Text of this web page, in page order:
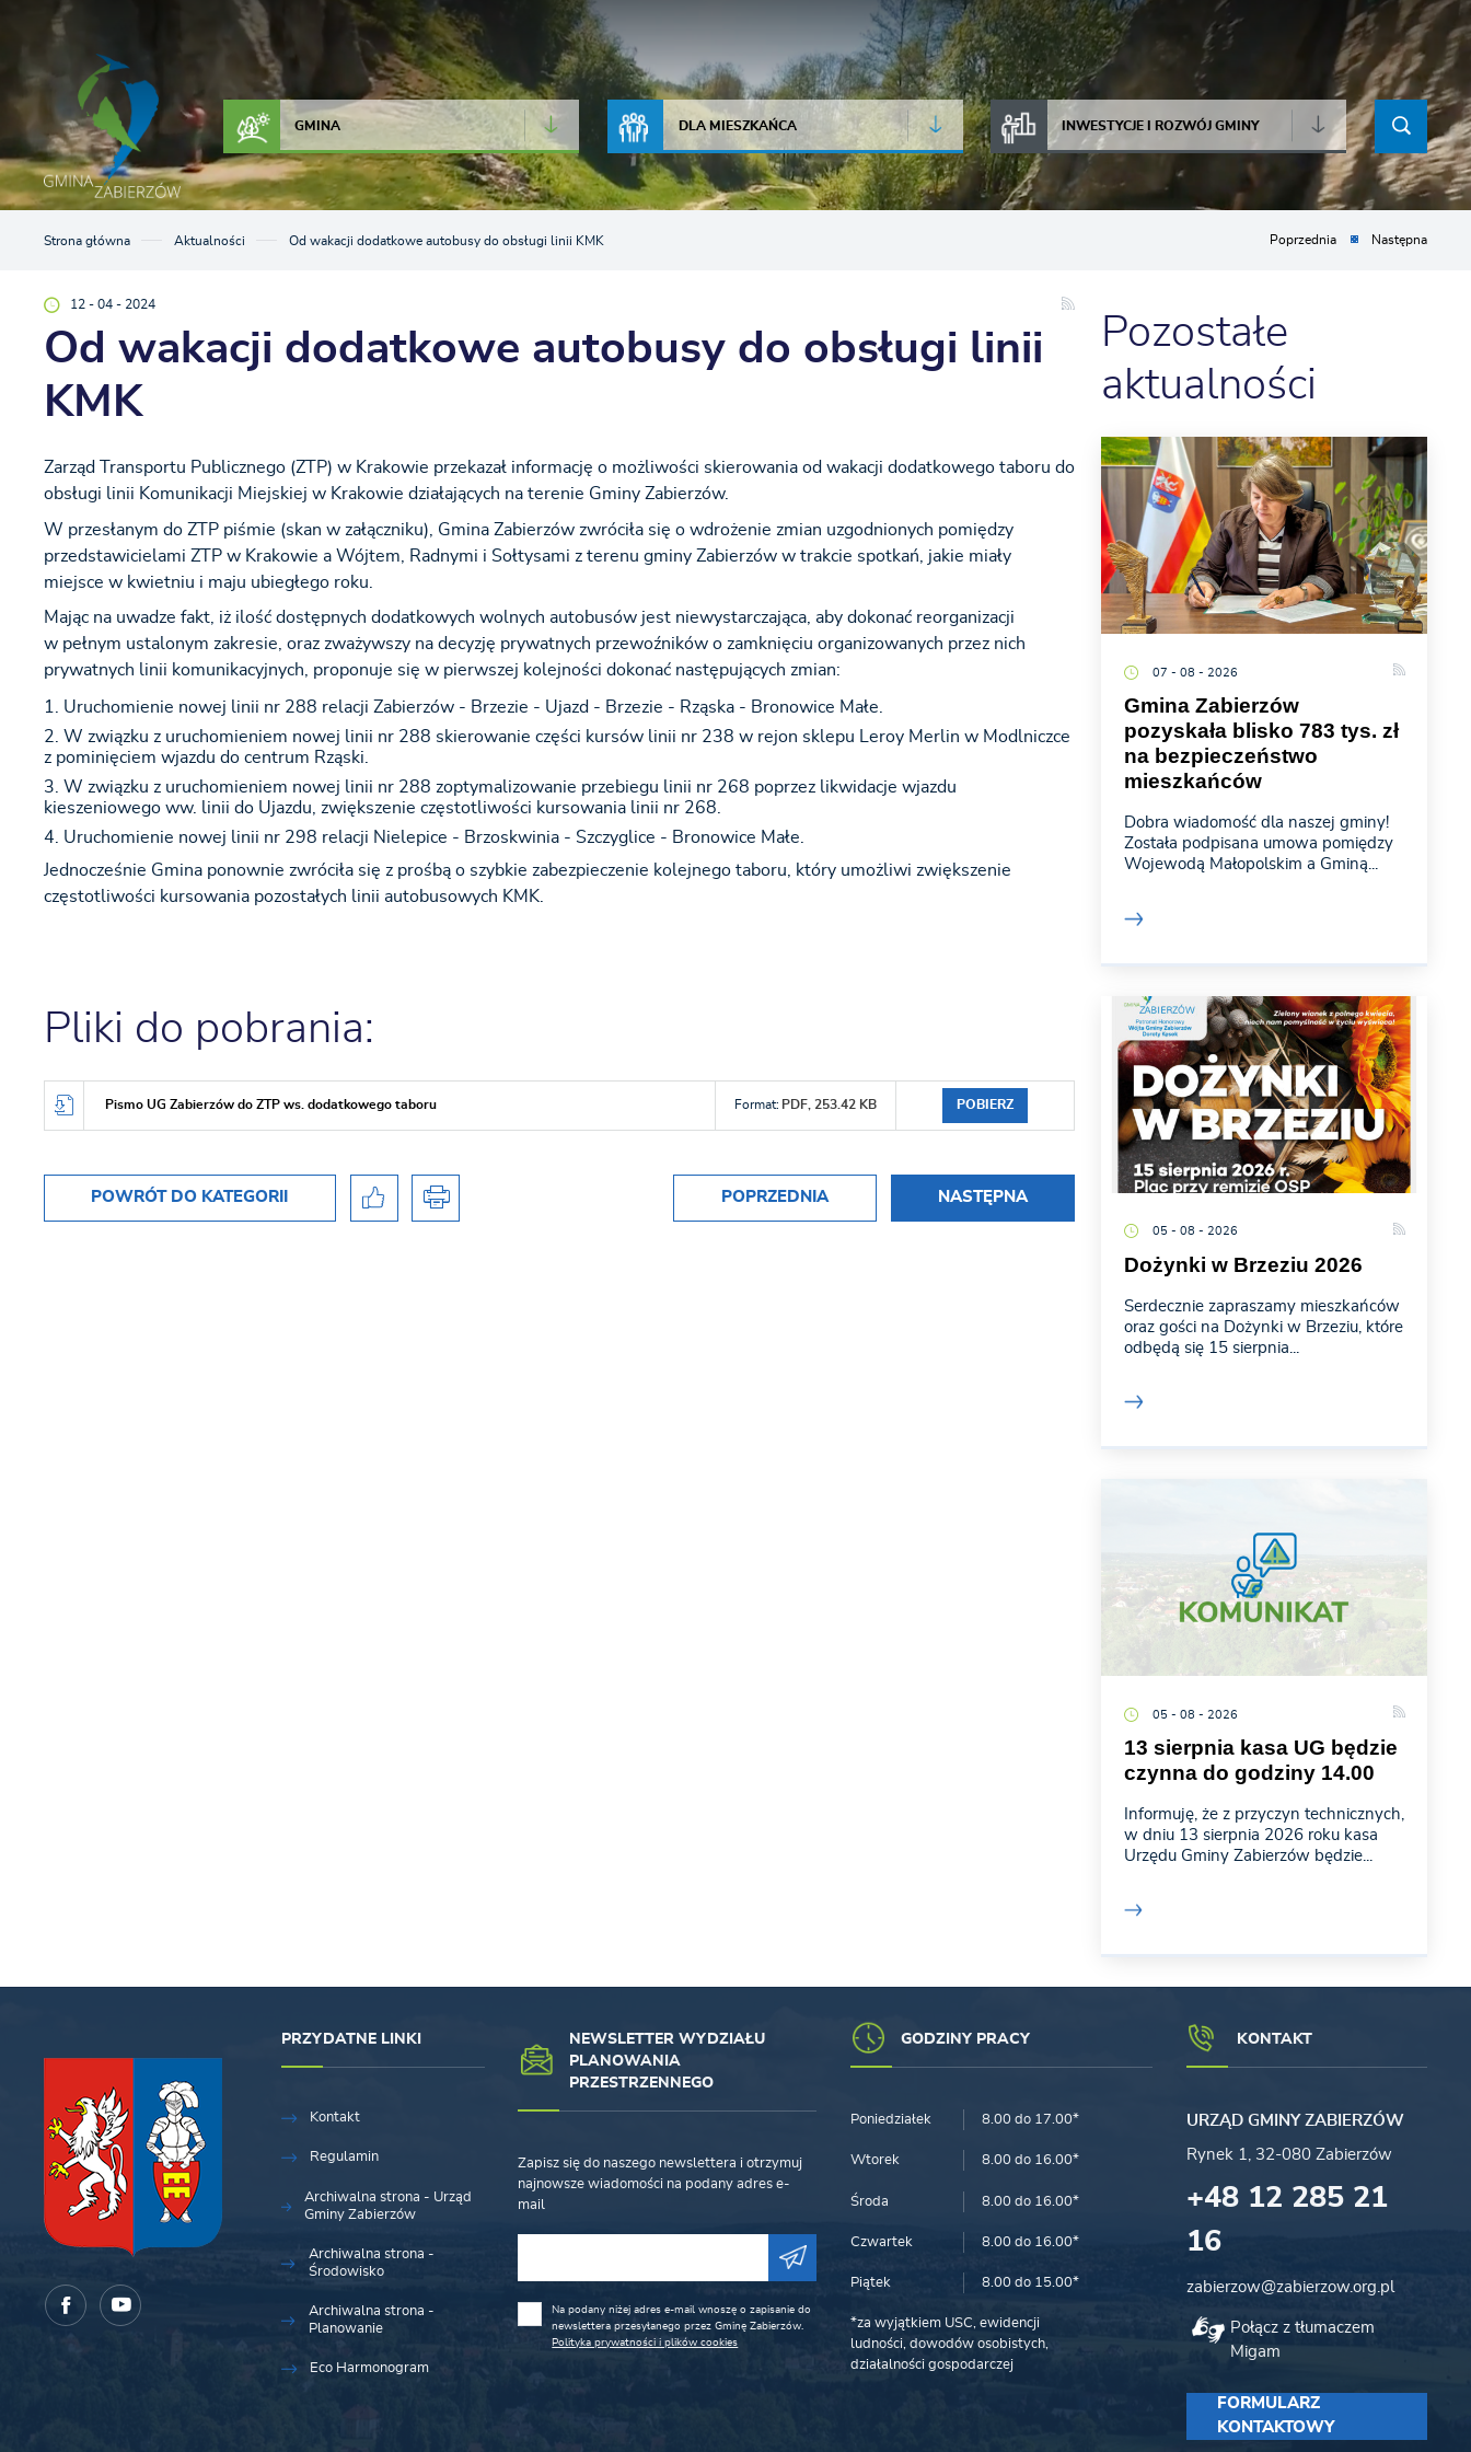
Przejdź do menu.
Przejdź do wyszukiwarki.
Przejdź do treści.
Przejdź do ustawień wielkości czcionki.
Włącz wersję kontrastową strony.
JAKOŚĆ POWIETRZA
GMINA DLA MIESZKAŃCA INWESTYCJE I ROZWÓJ GMINY
Strona główna Aktualności Od wakacji dodatkowe autobusy do obsługi linii KMK Poprzednia Następna
12 - 04 - 2024
Od wakacji dodatkowe autobusy do obsługi linii
KMK
Zarząd Transportu Publicznego (ZTP) w Krakowie przekazał informację o możliwości skierowania od wakacji dodatkowego taboru do
obsługi linii Komunikacji Miejskiej w Krakowie działających na terenie Gminy Zabierzów.
W przesłanym do ZTP piśmie (skan w załączniku), Gmina Zabierzów zwróciła się o wdrożenie zmian uzgodnionych pomiędzy
przedstawicielami ZTP w Krakowie a Wójtem, Radnymi i Sołtysami z terenu gminy Zabierzów w trakcie spotkań, jakie miały
miejsce w kwietniu i maju ubiegłego roku.
Mając na uwadze fakt, iż ilość dostępnych dodatkowych wolnych autobusów jest niewystarczająca, aby dokonać reorganizacji
w pełnym ustalonym zakresie, oraz zważywszy na decyzję prywatnych przewoźników o zamknięciu organizowanych przez nich
prywatnych linii komunikacyjnych, proponuje się w pierwszej kolejności dokonać następujących zmian:
Uruchomienie nowej linii nr 288 relacji Zabierzów - Brzezie - Ujazd - Brzezie - Rząska - Bronowice Małe.
W związku z uruchomieniem nowej linii nr 288 skierowanie części kursów linii nr 238 w rejon sklepu Leroy Merlin w Modlniczce
z pominięciem wjazdu do centrum Rząski.
W związku z uruchomieniem nowej linii nr 288 zoptymalizowanie przebiegu linii nr 268 poprzez likwidacje wjazdu
kieszeniowego ww. linii do Ujazdu, zwiększenie częstotliwości kursowania linii nr 268.
Uruchomienie nowej linii nr 298 relacji Nielepice - Brzoskwinia - Szczyglice - Bronowice Małe.
Jednocześnie Gmina ponownie zwróciła się z prośbą o szybkie zabezpieczenie kolejnego taboru, który umożliwi zwiększenie
częstotliwości kursowania pozostałych linii autobusowych KMK.
Pliki do pobrania:
Pismo UG Zabierzów do ZTP ws. dodatkowego taboru Format: PDF, 253.42 KB POBIERZ
POWRÓT DO KATEGORII POPRZEDNIA NASTĘPNA
Pozostałe
aktualności
07 - 08 - 2026
Gmina Zabierzów
pozyskała blisko 783 tys. zł
na bezpieczeństwo
mieszkańców
Dobra wiadomość dla naszej gminy!
Została podpisana umowa pomiędzy
Wojewodą Małopolskim a Gminą...
05 - 08 - 2026
Dożynki w Brzeziu 2026
Serdecznie zapraszamy mieszkańców
oraz gości na Dożynki w Brzeziu, które
odbędą się 15 sierpnia...
05 - 08 - 2026
13 sierpnia kasa UG będzie
czynna do godziny 14.00
Informuję, że z przyczyn technicznych,
w dniu 13 sierpnia 2026 roku kasa
Urzędu Gminy Zabierzów będzie...
PRZYDATNE LINKI
Kontakt
Regulamin
Archiwalna strona - Urząd
Gminy Zabierzów
Archiwalna strona -
Środowisko
Archiwalna strona -
Planowanie
Eco Harmonogram
NEWSLETTER WYDZIAŁU
PLANOWANIA
PRZESTRZENNEGO
Zapisz się do naszego newslettera i otrzymuj
najnowsze wiadomości na podany adres e-
mail
Na podany niżej adres e-mail wnoszę o zapisanie do
newslettera przesyłanego przez Gminę Zabierzów.
Polityka prywatności i plików cookies
GODZINY PRACY
Poniedziałek 8.00 do 17.00*
Wtorek 8.00 do 16.00*
Środa 8.00 do 16.00*
Czwartek 8.00 do 16.00*
Piątek 8.00 do 15.00*
*za wyjątkiem USC, ewidencji
ludności, dowodów osobistych,
działalności gospodarczej
KONTAKT
URZĄD GMINY ZABIERZÓW
Rynek 1, 32-080 Zabierzów
+48 12 285 21
16
zabierzow@zabierzow.org.pl
Połącz z tłumaczem
Migam
FORMULARZ
KONTAKTOWY